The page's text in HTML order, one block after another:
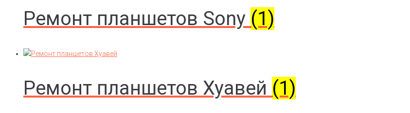
Ремонт планшетов Sony (1)
Ремонт планшетов Хуавей (1)